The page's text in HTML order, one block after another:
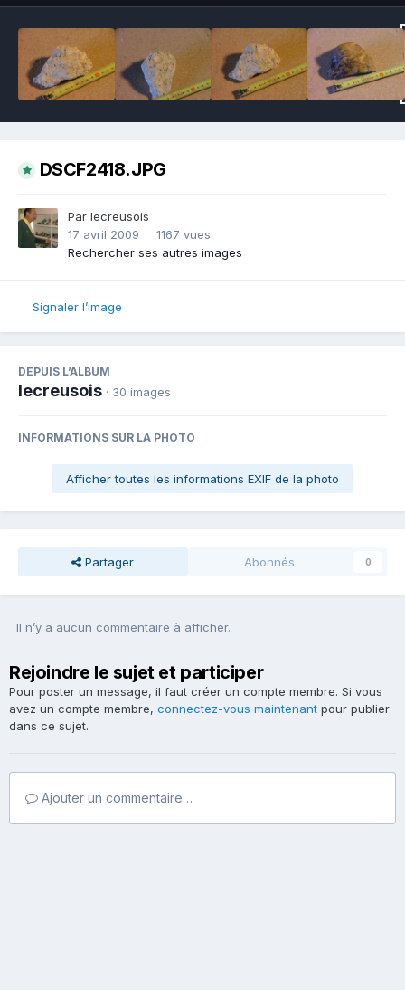
DSCF2418.JPG
Par lecreusois
17 avril 2009
1167 vues
Rechercher ses autres images
Signaler l’image
DEPUIS L’ALBUM
lecreusois · 30 images
INFORMATIONS SUR LA PHOTO
Afficher toutes les informations EXIF de la photo
Partager Abonnés 0
Il n’y a aucun commentaire à afficher.
Rejoindre le sujet et participer
Pour poster un message, il faut créer un compte membre. Si vous
avez un compte membre, connectez-vous maintenant pour publier
dans ce sujet.
Ajouter un commentaire…